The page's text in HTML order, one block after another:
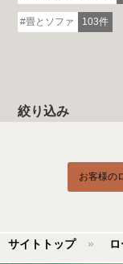
畳とソファ 103件
絞り込み
お客様の
サイトトップ